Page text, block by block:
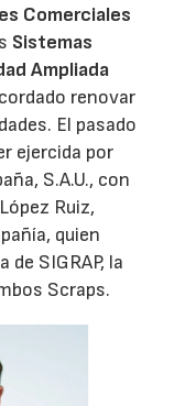
Comerciales
Sistemas
Ampliada
renovar
El pasado
ejercida por
S.A.U., con
Ruiz,
quien
SIGRAP, la
Scraps.